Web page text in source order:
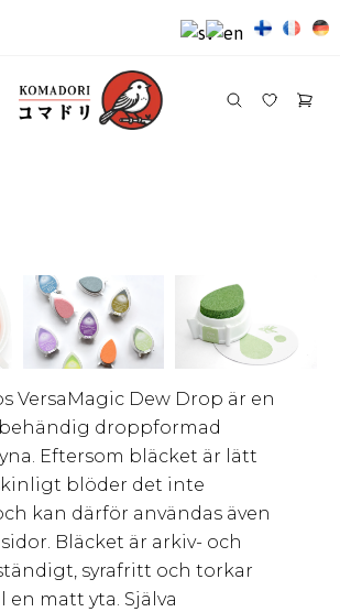
VersaMagic Dew Drop är en
droppformad
Eftersom bläcket är lätt
blöder det inte
kan därför användas även
Bläcket är arkiv- och
syrafritt och torkar
matt yta. Själva